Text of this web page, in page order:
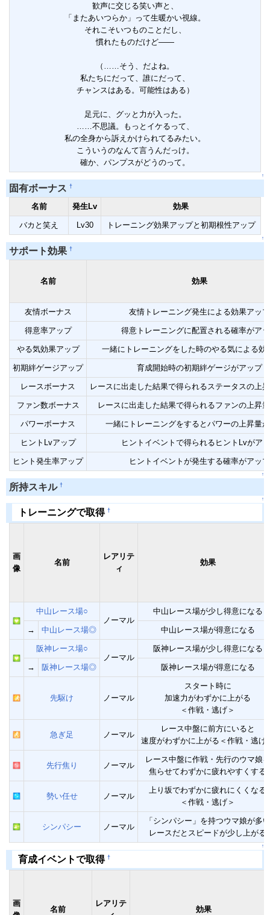
歓声に交じる笑い声と、
「またあいつらか」って生暖かい視線。
それこそいつものことだし、
慣れたものだけど――
（……そう、だよね。
私たちにだって、誰にだって、
チャンスはある。可能性はある）
足元に、グッと力が入った。
……不思議。もっとイケるって、
私の全身から訴えかけられてるみたい。
こういうのなんて言うんだっけ。
確か、パンプスがどうのって。
↑
固有ボーナス †
名前 発生Lv 効果
バカと笑え Lv30 トレーニング効果アップと初期根性アップ
↑
サポート効果 †
名前 効果
友情ボーナス 友情トレーニング発生による効果アップ
得意率アップ 得意トレーニングに配置される確率がア
やる気効果アップ 一緒にトレーニングをした時のやる気による効
初期絆ゲージアップ 育成開始時の初期絆ゲージがアップ
レースボーナス レースに出走した結果で得られるステータスの上
ファン数ボーナス レースに出走した結果で得られるファンの上昇
パワーボーナス 一緒にトレーニングをするとパワーの上昇量
ヒントLvアップ ヒントイベントで得られるヒントLvがア
ヒント発生率アップ ヒントイベントが発生する確率がアップ
↑
所持スキル †
↑
トレーニングで取得 †
画
像
名前
レアリテ
ィ
効果
中山レース場○
ノーマル
中山レース場が少し得意になる
→ 中山レース場◎ 中山レース場が得意になる
阪神レース場○
ノーマル
阪神レース場が少し得意になる
→ 阪神レース場◎ 阪神レース場が得意になる
先駆け ノーマル
スタート時に
加速力がわずかに上がる
＜作戦・逃げ＞
急ぎ足 ノーマル
レース中盤に前方にいると
速度がわずかに上がる＜作戦・逃げ
先行焦り ノーマル
レース中盤に作戦・先行のウマ娘を
焦らせてわずかに疲れやすくする
勢い任せ ノーマル
上り坂でわずかに疲れにくくなる
＜作戦・逃げ＞
シンパシー ノーマル
「シンパシー」を持つウマ娘が多い
レースだとスピードが少し上がる
↑
育成イベントで取得 †
画
名前
レアリテ
効果